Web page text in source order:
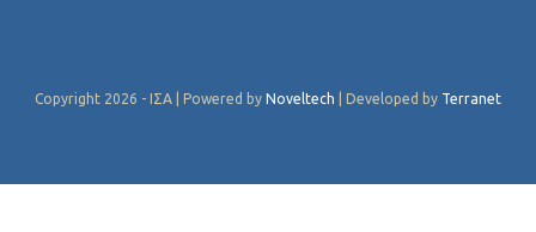
Copyright 2026 - ΙΣΑ | Powered by Noveltech | Developed by Terranet